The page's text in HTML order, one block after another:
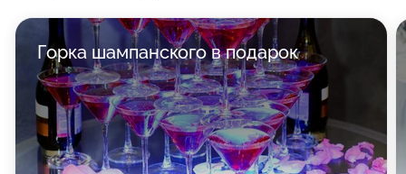
Горка шампанского в подарок